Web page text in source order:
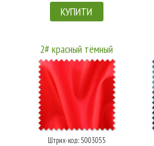
КУПИТИ
2# красный тёмный
Штрих-код: 5003055